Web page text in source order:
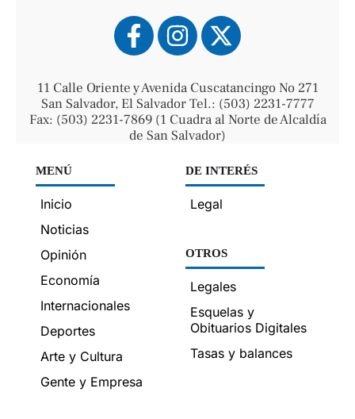
11 Calle Oriente y Avenida Cuscatancingo No 271
San Salvador, El Salvador Tel.: (503) 2231-7777
Fax: (503) 2231-7869 (1 Cuadra al Norte de Alcaldía
de San Salvador)
MENÚ
Inicio
Noticias
Opinión
Economía
Internacionales
Deportes
Arte y Cultura
Gente y Empresa
DE INTERÉS
Legal
OTROS
Legales
Esquelas y
Obituarios Digitales
Tasas y balances